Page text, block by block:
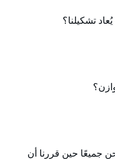
تشكيلنا؟
جميعًا حين قررنا أن